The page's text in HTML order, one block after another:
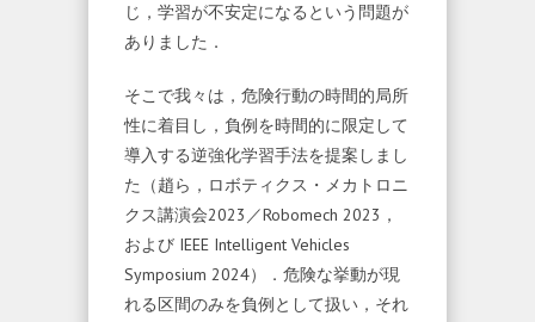
じ，学習が不安定になるという問題が
ありました．
そこで我々は，危険行動の時間的局所
性に着目し，負例を時間的に限定して
導入する逆強化学習手法を提案しまし
た（趙ら，ロボティクス・メカトロニ
クス講演会2023／Robomech 2023，
および IEEE Intelligent Vehicles
Symposium 2024）．危険な挙動が現
れる区間のみを負例として扱い，それ